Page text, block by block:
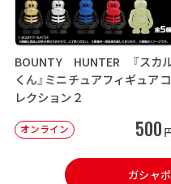
BOUNTY HUNTER 『スカ
くん』ミニチュアフィギュアコ
レクション２
オンライン 500
ガシャ